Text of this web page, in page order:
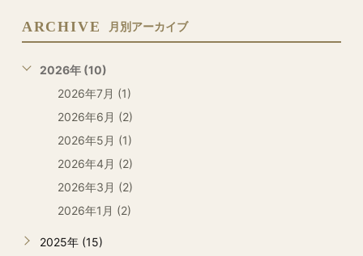
ARCHIVE 月別アーカイブ
2026年 (10)
2026年7月 (1)
2026年6月 (2)
2026年5月 (1)
2026年4月 (2)
2026年3月 (2)
2026年1月 (2)
2025年 (15)